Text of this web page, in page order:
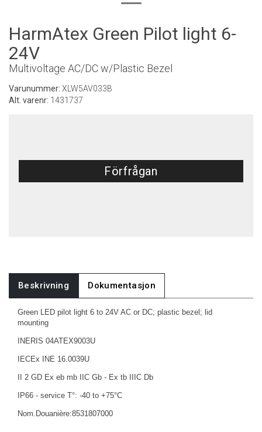
HarmAtex Green Pilot light 6-
24V
Multivoltage AC/DC w/Plastic Bezel
Varunummer: XLW5AV033B
Alt. varenr: 1431737
Förfrågan
Beskrivning Dokumentasjon
Green LED pilot light 6 to 24V AC or DC; plastic bezel; lid
mounting
INERIS 04ATEX9003U
IECEx INE 16.0039U
II 2 GD Ex eb mb IIC Gb - Ex tb IIIC Db
IP66 - service T°: -40 to +75°C
Nom.Douanière:8531807000